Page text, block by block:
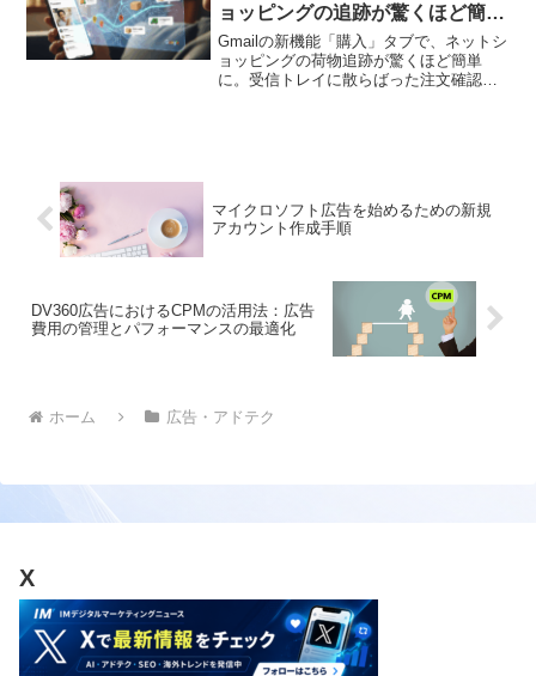
ョッピングの追跡が驚くほど簡単
に
Gmailの新機能「購入」タブで、ネットシ
ョッピングの荷物追跡が驚くほど簡単
に。受信トレイに散らばった注文確認や
マイクロソフト広告を始めるための新規
アカウント作成手順
DV360広告におけるCPMの活用法：広告
費用の管理とパフォーマンスの最適化
ホーム 広告・アドテク
X